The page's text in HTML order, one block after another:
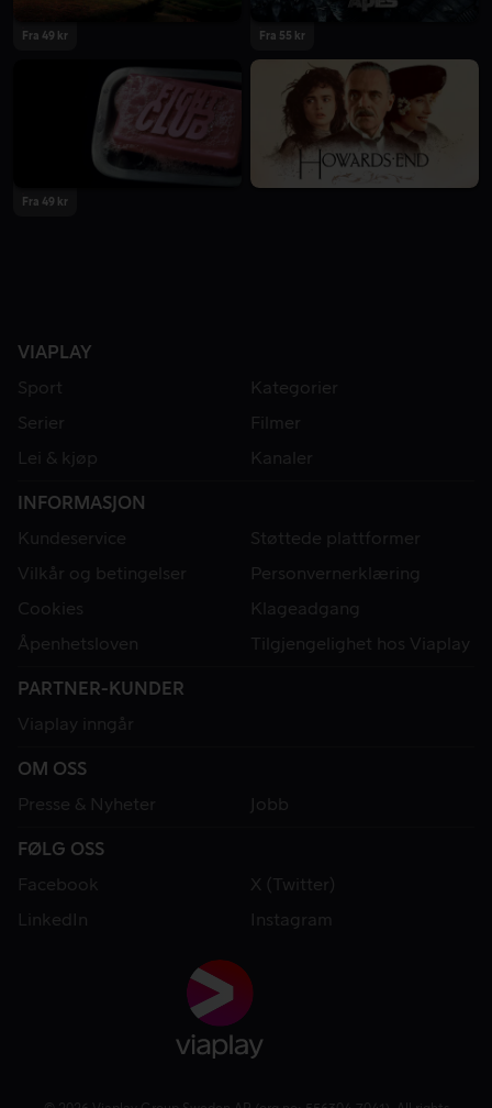
Fra 49 kr Fra 55 kr
Fra 49 kr
VIAPLAY
Sport
Kategorier
Serier
Filmer
Lei & kjøp
Kanaler
INFORMASJON
Kundeservice
Støttede plattformer
Vilkår og betingelser
Personvernerklæring
Cookies
Klageadgang
Åpenhetsloven
Tilgjengelighet hos Viaplay
PARTNER-KUNDER
Viaplay inngår
OM OSS
Presse & Nyheter
Jobb
FØLG OSS
Facebook
X (Twitter)
LinkedIn
Instagram